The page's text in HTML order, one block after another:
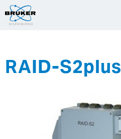
RAID-S2plus